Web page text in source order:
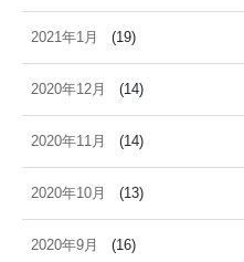
2021年1月 (19)
2020年12月 (14)
2020年11月 (14)
2020年10月 (13)
2020年9月 (16)